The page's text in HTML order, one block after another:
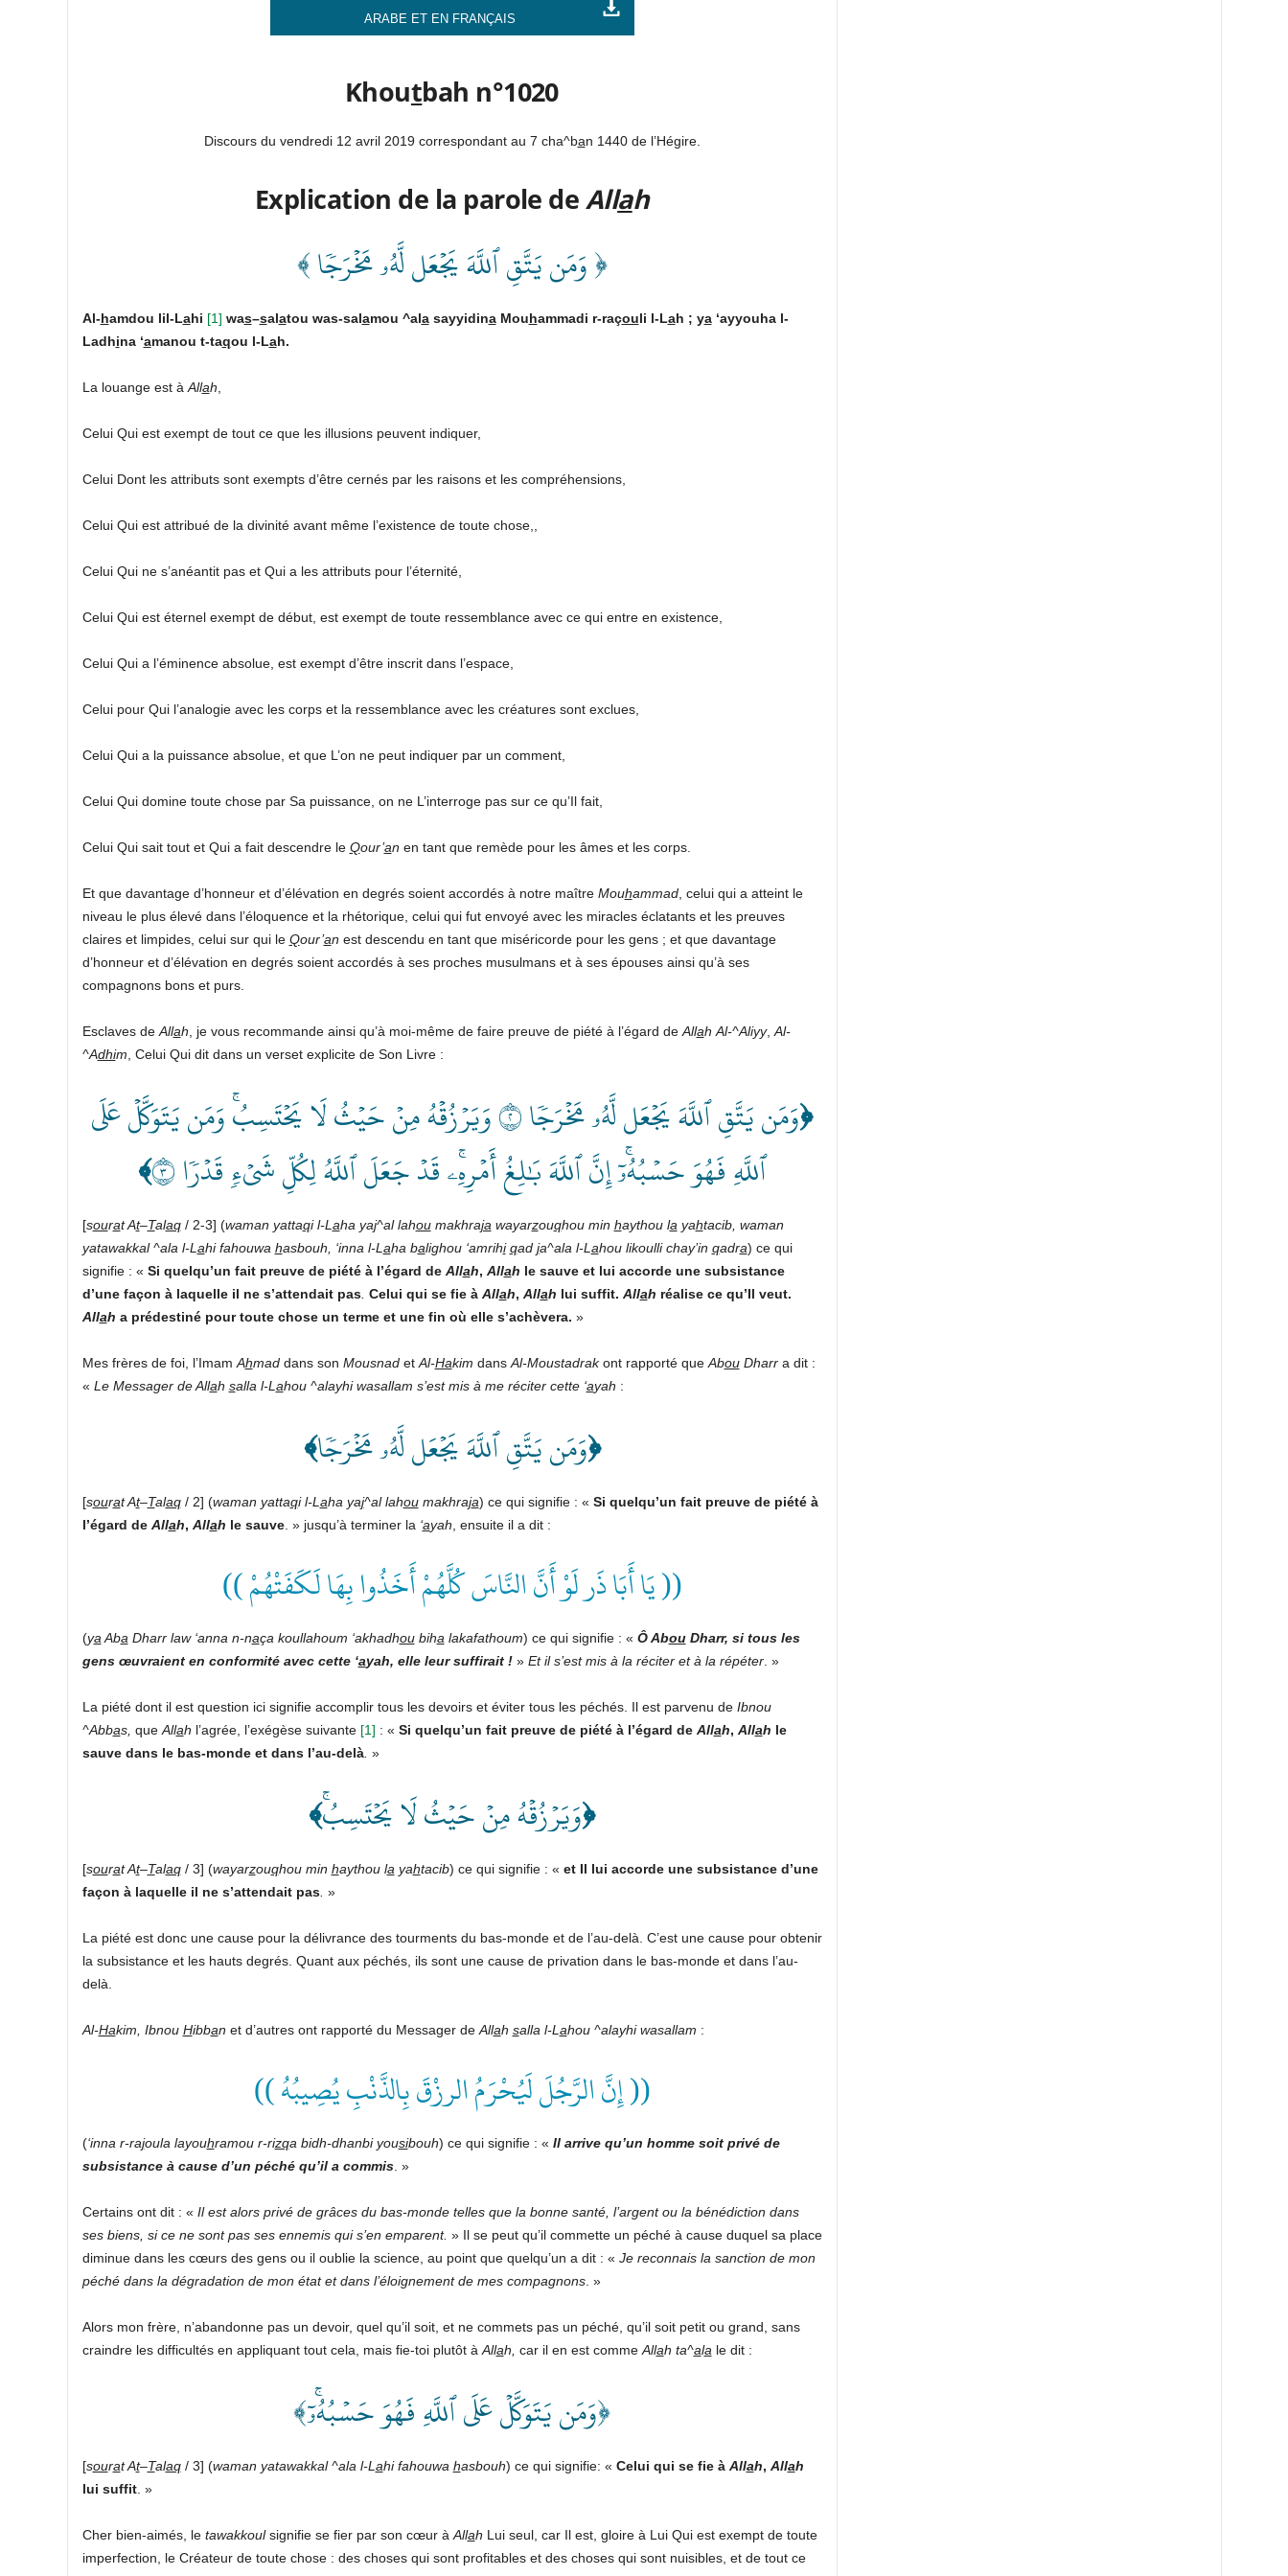
ARABE ET EN FRANÇAIS
Khoutbah n°1020
Discours du vendredi 12 avril 2019 correspondant au 7 cha^ban 1440 de l’Hégire.
Explication de la parole deAllah
﴿ وَمَن يَتَّقِ ٱللَّهَ يَجۡعَل لَّهُۥ مَخۡرَجٗا ﴾
Al-hamdou lil-Lahi [1] was–salatou was-salamou ^alasayyidinaMouhammadi r-raçouli l-Lah ; ya‘ayyouha l-
Ladhina ‘amanou t-taqou l-Lah.
La louange est à Allah
Celui Qui est exempt de tout ce que les illusions peuvent indiquer,
Celui Dont les attributs sont exempts d’être cernés par les raisons et les compréhensions,
Celui Qui est attribué de la divinité avant même l’existence de toute chose,,
Celui Qui ne s’anéantit pas et Qui a les attributs pour l’éternité,
Celui Qui est éternel exempt de début, est exempt de toute ressemblance avec ce qui entre en existence,
Celui Qui a l’éminence absolue, est exempt d’être inscrit dans l’espace,
Celui pour Qui l’analogie avec les corps et la ressemblance avec les créatures sont exclues,
Celui Qui a la puissance absolue, et que L’on ne peut indiquer par un comment,
Celui Qui domine toute chose par Sa puissance, on ne L’interroge pas sur ce qu’Il fait,
Celui Qui sait tout et Qui a fait descendre le Qour’an en tant que remède pour les âmes et les corps.
Et que davantage d’honneur et d’élévation en degrés soient accordés à notre maître Mouhammad, celui qui a atteint le
niveau le plus élevé dans l’éloquence et la rhétorique, celui qui fut envoyé avec les miracles éclatants et les preuves
claires et limpides, celui sur qui le Qour’an est descendu en tant que miséricorde pour les gens ; et que davantage
d’honneur et d’élévation en degrés soient accordés à ses proches musulmans et à ses épouses ainsi qu’à ses
compagnons bons et purs.
Esclaves de Allah , je vous recommande ainsi qu’à moi-même de faire preuve de piété à l’égard de Allah Al-^Aliyy, Al-
^Adhim , Celui Qui dit dans un verset explicite de Son Livre :
﴿
وَمَن يَتَّقِ ٱللَّهَ يَجۡعَل لَّهُۥ مَخۡرَجٗا ٢ وَيَرۡزُقۡهُ مِنۡ حَيۡثُ لَا يَحۡتَسِبُۚ وَمَن يَتَوَكَّلۡ عَلَى
ٱللَّهِ فَهُوَ حَسۡبُهُۥٓۚ إِنَّ ٱللَّهَ بَٰلِغُ أَمۡرِهِۦۚ قَدۡ جَعَلَ ٱللَّهُ لِكُلِّ شَيۡءٖ قَدۡرٗا ٣
﴾
[sourat At–Talaq/ 2-3] (waman yattaqi l-L aha yaj^al lahoumakhraja wayarzouqhou min haythou la yahtacib, waman
yatawakkal ^ala l-L ahi fahouwa hasbouh, ‘inna l-L aha balighou ‘amrihi qad ja^ala l-L ahou likoulli chay’in qadra) ce qui
signifie : « Si quelqu’un fait preuve de piété à l’égard de Allah, Allah le sauve et lui accorde une subsistance
d’une façon à laquelle il ne s’attendait pas. Celui qui se fie à Allah, Allah lui suffit. Allah réalise ce qu’Il veut.
Allah a prédestiné pour toute chose un terme et une fin où elle s’achèvera. »
Mes frères de foi, l’Imam Ahmaddans son Mousnadet Al-Hakim dans Al-Moustadrakont rapporté que AbouDharra dit :
« Le Messager de Allah salla l-L ahou ^alayhi wasallam s’est mis à me réciter cette ‘ayah :
﴿وَمَن يَتَّقِ ٱللَّهَ يَجۡعَل لَّهُۥ مَخۡرَجٗا﴾
[sourat At–Talaq / 2] (waman yattaqi l-L aha yaj^al lahoumakhraja) ce qui signifie : « Si quelqu’un fait preuve de piété à
l’égard de Allah, Allah le sauve. » jusqu’à terminer la ‘ayah , ensuite il a dit :
(( يَا أَبَا ذَر لَوْ أَنَّ النَّاسَ كُلَّهُمْ أَخَذُوا بِهَا لَكَفَتْهُمْ ))
(ya Aba Dharr law ‘anna n-naça koullahoum ‘akhadhoubiha lakafathoum) ce qui signifie : « Ô AbouDharr, si tous les
gens œuvraient en conformité avec cette ‘ayah, elle leur suffirait !» Et il s’est mis à la réciter et à la répéter. »
La piété dont il est question ici signifie accomplir tous les devoirs et éviter tous les péchés. Il est parvenu de Ibnou
^Abbas, que Allah l’agrée, l’exégèse suivante [1] : « Si quelqu’un fait preuve de piété à l’égard de Allah, Allah le
sauve dans le bas-monde et dans l’au-delà. »
﴿وَيَرۡزُقۡهُ مِنۡ حَيۡثُ لَا يَحۡتَسِبُۚ﴾
[sourat At–Talaq / 3] (wayarzouqhou min haythou la yahtacib) ce qui signifie : « et Il lui accorde une subsistance d’une
façon à laquelle il ne s’attendait pas. »
La piété est donc une cause pour la délivrance des tourments du bas-monde et de l’au-delà. C’est une cause pour obtenir
la subsistance et les hauts degrés. Quant aux péchés, ils sont une cause de privation dans le bas-monde et dans l’au-
delà.
Al-Hakim, Ibnou Hibban et d’autres ont rapporté du Messager de Allah salla l-L ahou ^alayhi wasallam :
(( إِنَّ الرَّجُلَ لَيُحْرَمُ الرزْقَ بِالذَّنْبِ يُصِيبُهُ ))
(‘inna r-rajoula layouhramou r-rizqa bidh-dhanbi yousibouh) ce qui signifie : « Il arrive qu’un homme soit privé de
subsistance à cause d’un péché qu’il a commis. »
Certains ont dit : « Il est alors privé de grâces du bas-monde telles que la bonne santé, l’argent ou la bénédiction dans
ses biens, si ce ne sont pas ses ennemis qui s’en emparent. » Il se peut qu’il commette un péché à cause duquel sa place
diminue dans les cœurs des gens ou il oublie la science, au point que quelqu’un a dit : « Je reconnais la sanction de mon
péché dans la dégradation de mon état et dans l’éloignement de mes compagnons. »
Alors mon frère, n’abandonne pas un devoir, quel qu’il soit, et ne commets pas un péché, qu’il soit petit ou grand, sans
craindre les difficultés en appliquant tout cela, mais fie-toi plutôt à Allah, car il en est comme Allah ta^ala le dit :
﴿وَمَن يَتَوَكَّلۡ عَلَى ٱللَّهِ فَهُوَ حَسۡبُهُۥٓۚ﴾
[sourat At–Talaq/ 3] (waman yatawakkal ^ala l-L ahi fahouwa hasbouh) ce qui signifie: « Celui qui se fie à Allah, Allah
lui suffit. »
Cher bien-aimés, le tawakkoulsignifie se fier par son cœur à Allah Lui seul, car Il est, gloire à Lui Qui est exempt de toute
imperfection, le Créateur de toute chose : des choses qui sont profitables et des choses qui sont nuisibles, et de tout ce